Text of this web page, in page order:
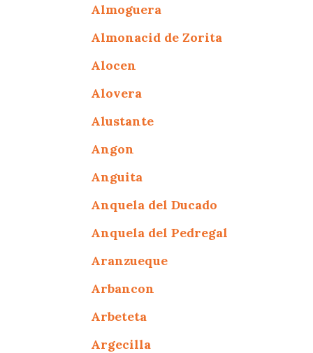
Almoguera
Almonacid de Zorita
Alocen
Alovera
Alustante
Angon
Anguita
Anquela del Ducado
Anquela del Pedregal
Aranzueque
Arbancon
Arbeteta
Argecilla